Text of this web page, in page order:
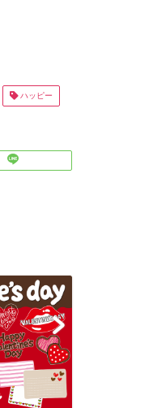
ハッピー